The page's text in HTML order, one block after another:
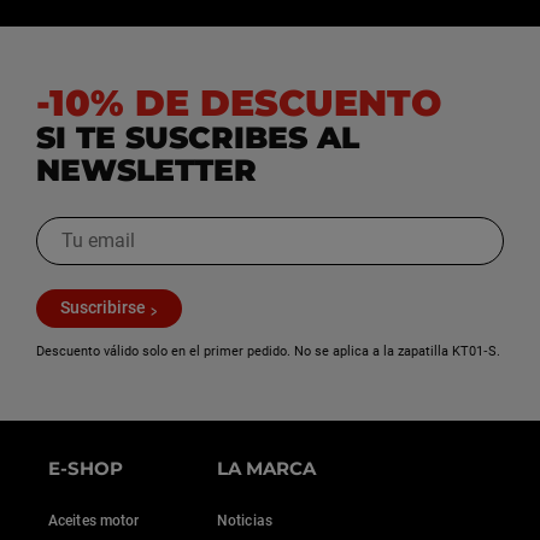
-10% DE DESCUENTO
SI TE SUSCRIBES AL
NEWSLETTER
Suscribirse
Descuento válido solo en el primer pedido. No se aplica a la zapatilla KT01‑S.
E-SHOP
Aceites motor
LA MARCA
Noticias